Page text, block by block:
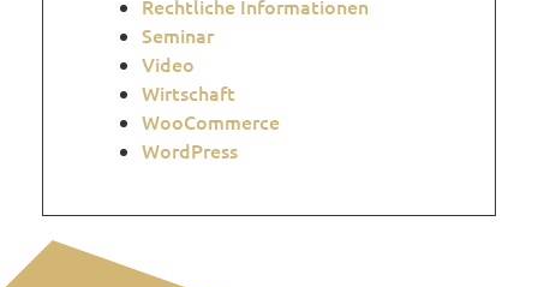
Rechtliche Informationen
Seminar
Video
Wirtschaft
WooCommerce
WordPress